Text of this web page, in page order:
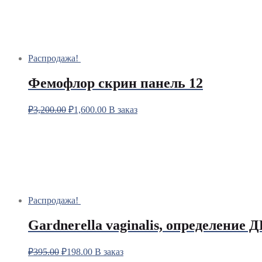
Распродажа!
Фемофлор скрин панель 12
₽3,200.00 ₽1,600.00 В заказ
Распродажа!
Gardnerella vaginalis, определение
₽395.00 ₽198.00 В заказ